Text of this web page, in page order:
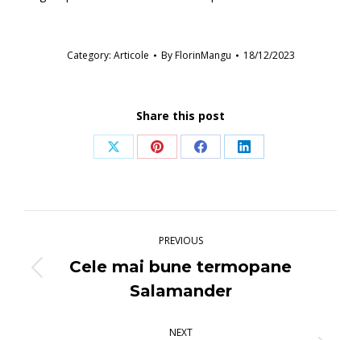
Category: Articole ByFlorinMangu 18/12/2023
Share this post
Share
X
Share
Pinterest
Share
Facebook
Share
LinkedIn
PREVIOUS
Previous
post:
Cele mai bune termopane
Salamander
NEXT